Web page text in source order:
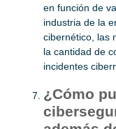
en función de
industria de la
cibernético, las
la cantidad de
incidentes
¿Cómo